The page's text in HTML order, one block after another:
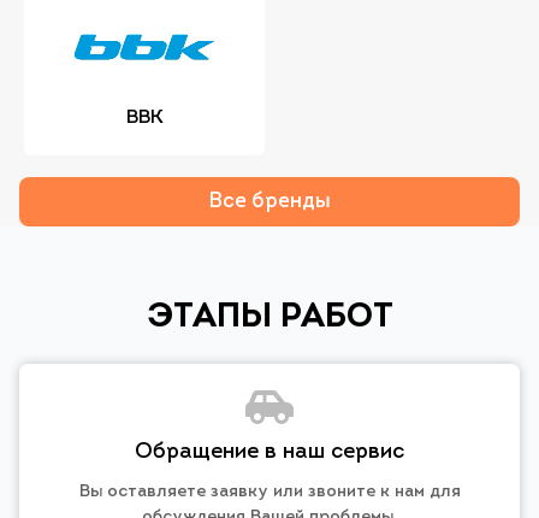
BBK
Все бренды
ЭТАПЫ РАБОТ
Обращение в наш сервис
Вы оставляете заявку или звоните к нам для